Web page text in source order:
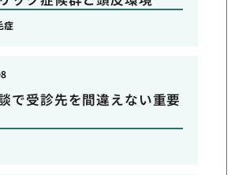
症
で受診先を間違えない重要